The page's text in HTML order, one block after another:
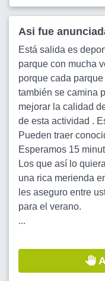
Asi fue
Está salida es
parque con mucha
porque cada
también se camina
mejorar la calidad
de esta actividad .
Pueden traer
Esperamos 15
Los que así lo
una rica merienda
les aseguro entre
para el verano.
...